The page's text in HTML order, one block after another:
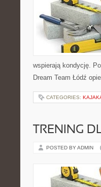
wspierają kondycję.
Dream Team Łódź
CATEGORIES:
TRENING
POSTED BY ADMIN